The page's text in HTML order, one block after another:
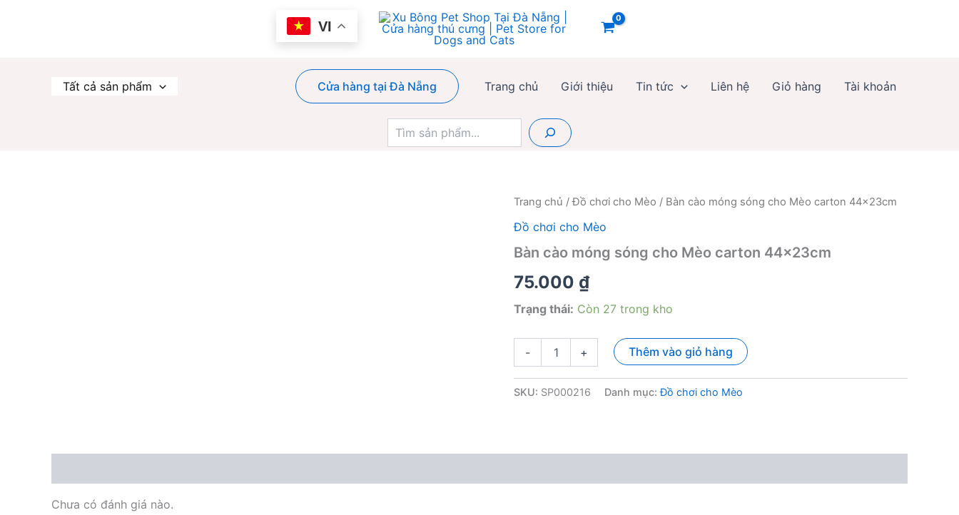
VI
Tất cả sản phẩm Cửa hàng tại Đà Nẵng Trang chủ Giới thiệu Tin tức Liên hệ Giỏ hàng Tài khoản
kiếm
Trang chủ /Đồ chơi cho Mèo / Bàn cào móng sóng cho Mèo carton 44x23cm
Đồ chơi cho Mèo
Bàn cào móng sóng cho Mèo carton 44x23cm
75.000 ₫
Trạng thái: Còn 27 trong kho
-
sóng
+ Thêm vào giỏ hàng
SKU: SP000216 Danh mục:Đồ chơi cho Mèo
Chưa có đánh giá nào.
lượng